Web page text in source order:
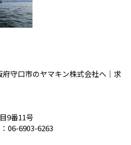
守口市のヤマキン株式会社へ｜求
9番11号
06-6903-6263